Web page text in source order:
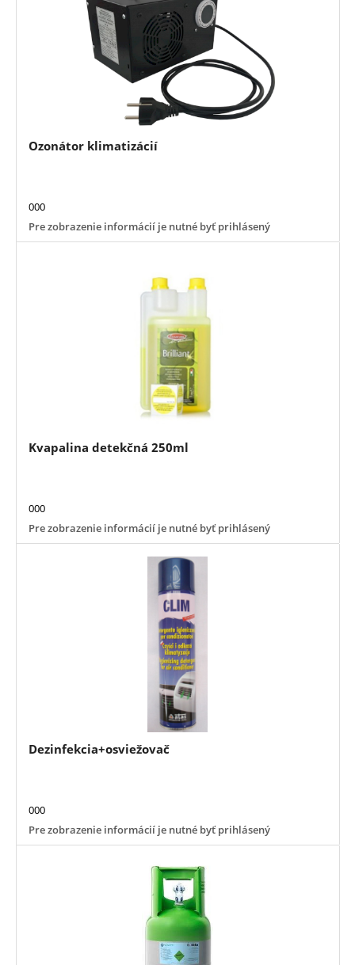
Ozonátor klimatizácií
000
Pre zobrazenie informácií je nutné byť prihlásený
Kvapalina detekčná 250ml
000
Pre zobrazenie informácií je nutné byť prihlásený
Dezinfekcia+osviežovač
000
Pre zobrazenie informácií je nutné byť prihlásený